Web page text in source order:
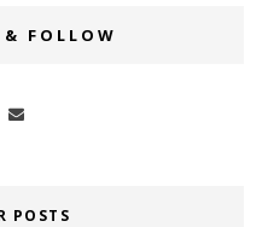
& FOLLOW
POSTS